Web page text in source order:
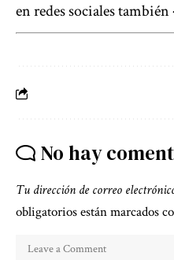
en redes sociales también
No hay
Tu dirección de correo
obligatorios están marcados